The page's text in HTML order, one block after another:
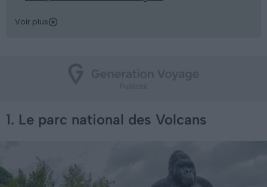
Voir plus
1. Le parc national des Volcans